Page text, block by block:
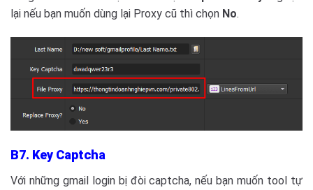
lại nếu bạn muốn dùng lại Proxy cũ thì chọn No.
B7. Key Captcha
Với những gmail login bị đòi captcha, nếu bạn muốn tool tự